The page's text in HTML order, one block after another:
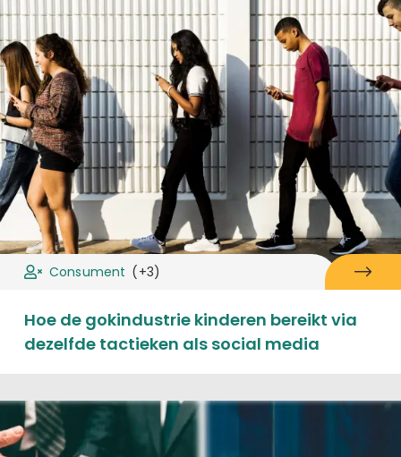
Consument (+3)
Hoe de gokindustrie kinderen bereikt via
dezelfde tactieken als social media